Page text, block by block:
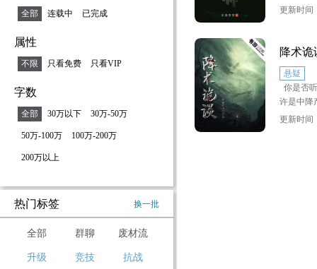
全部 连载中 已完成
属性
不限 只看免费 只看VIP
字数
全部 30万以下 30万-50万
50万-100万 100万-200万
200万以上
热门标签 换一批
全部 群聊 废材流
升级 竞技 抗战
这一神秘
听客，
更新时间
降术诡
悬疑
你是否
许是中降
道上有人
更新时间